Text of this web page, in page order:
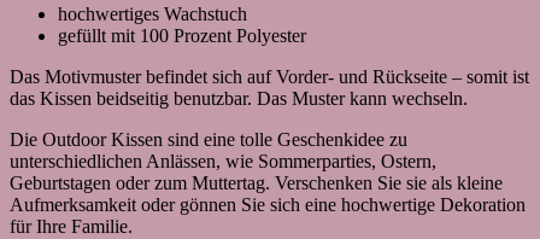
hochwertiges Wachstuch
gefüllt mit 100 Prozent Polyester
Das Motivmuster befindet sich auf Vorder- und Rückseite – somit ist
das Kissen beidseitig benutzbar. Das Muster kann wechseln.
Die Outdoor Kissen sind eine tolle Geschenkidee zu
unterschiedlichen Anlässen, wie Sommerparties, Ostern,
Geburtstagen oder zum Muttertag. Verschenken Sie sie als kleine
Aufmerksamkeit oder gönnen Sie sich eine hochwertige Dekoration
für Ihre Familie.